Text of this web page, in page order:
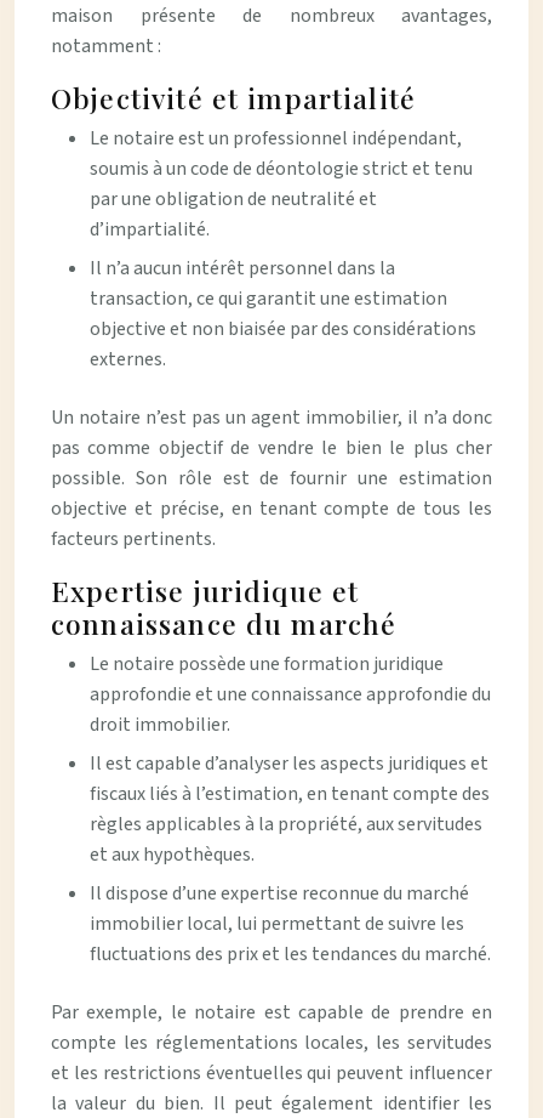
maison présente de nombreux avantages,
notamment :
Objectivité et impartialité
Le notaire est un professionnel indépendant,
soumis à un code de déontologie strict et tenu
par une obligation de neutralité et
d’impartialité.
Il n’a aucun intérêt personnel dans la
transaction, ce qui garantit une estimation
objective et non biaisée par des considérations
externes.
Un notaire n’est pas un agent immobilier, il n’a donc
pas comme objectif de vendre le bien le plus cher
possible. Son rôle est de fournir une estimation
objective et précise, en tenant compte de tous les
facteurs pertinents.
Expertise juridique et
connaissance du marché
Le notaire possède une formation juridique
approfondie et une connaissance approfondie du
droit immobilier.
Il est capable d’analyser les aspects juridiques et
fiscaux liés à l’estimation, en tenant compte des
règles applicables à la propriété, aux servitudes
et aux hypothèques.
Il dispose d’une expertise reconnue du marché
immobilier local, lui permettant de suivre les
fluctuations des prix et les tendances du marché.
Par exemple, le notaire est capable de prendre en
compte les réglementations locales, les servitudes
et les restrictions éventuelles qui peuvent influencer
la valeur du bien. Il peut également identifier les